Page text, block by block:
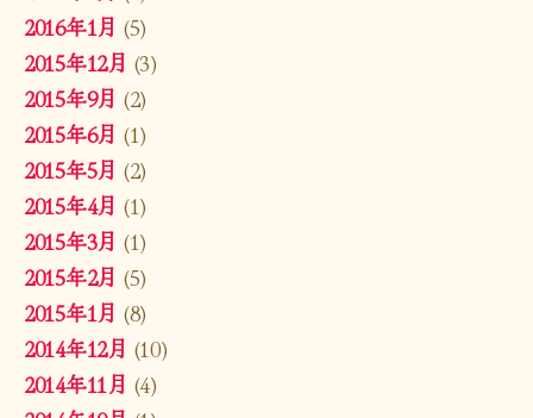
2016年1月 (5)
2015年12月 (3)
2015年9月 (2)
2015年6月 (1)
2015年5月 (2)
2015年4月 (1)
2015年3月 (1)
2015年2月 (5)
2015年1月 (8)
2014年12月 (10)
2014年11月 (4)